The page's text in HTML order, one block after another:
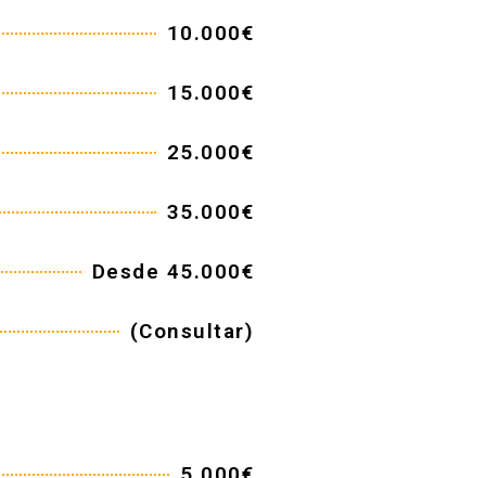
10.000€
15.000€
25.000€
35.000€
Desde 45.000€
(Consultar)